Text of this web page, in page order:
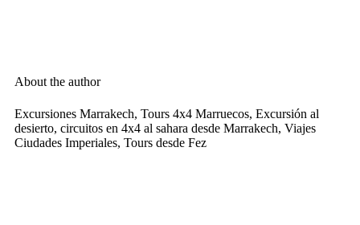
About the author
Excursiones Marrakech, Tours 4x4 Marruecos, Excursión al
desierto, circuitos en 4x4 al sahara desde Marrakech, Viajes
Ciudades Imperiales, Tours desde Fez